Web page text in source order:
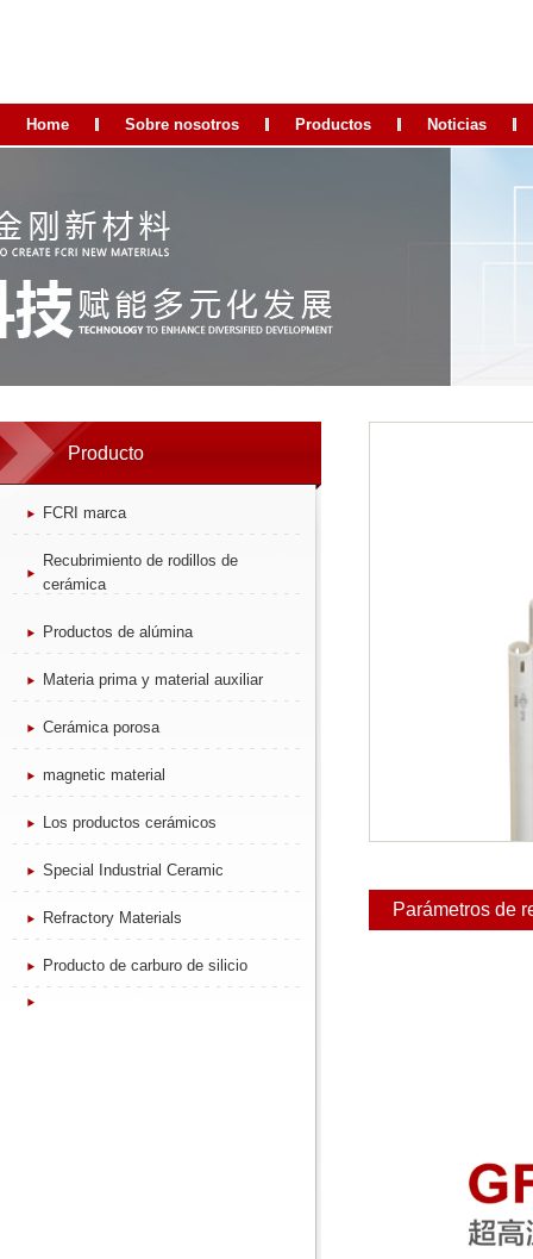
Home Sobre nosotros Productos Noticias
Producto
FCRI marca
Recubrimiento de rodillos de
cerámica
Productos de alúmina
Materia prima y material auxiliar
Cerámica porosa
magnetic material
Los productos cerámicos
Special Industrial Ceramic
Refractory Materials
Producto de carburo de silicio
Parámetros de